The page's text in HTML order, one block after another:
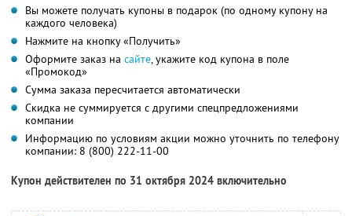
Вы можете получать купоны в подарок (по одному купону на
каждого человека)
Нажмите на кнопку «Получить»
Оформите заказ на сайте, укажите код купона в поле
«Промокод»
Сумма заказа пересчитается автоматически
Скидка не суммируется с другими спецпредложениями
компании
Информацию по условиям акции можно уточнить по телефону
компании: 8 (800) 222-11-00
Купон действителен по 31 октября 2024 включительно